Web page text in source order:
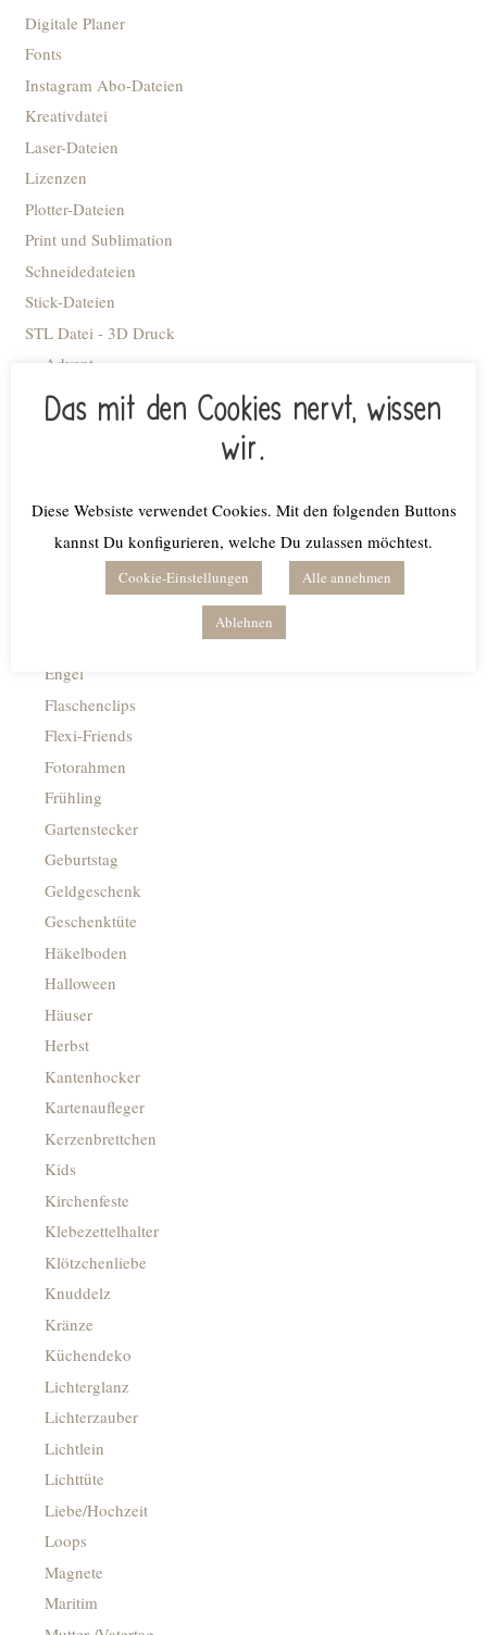
Digitale Planer
Fonts
Instagram Abo-Dateien
Kreativdatei
Laser-Dateien
Lizenzen
Plotter-Dateien
Print und Sublimation
Schneidedateien
Stick-Dateien
STL Datei - 3D Druck
Advent
Anhänger
Blumiges
Deko-Flaschenöffner
Deko-Ringe
Deko-Tellerchen
Engel
Flaschenclips
Flexi-Friends
Fotorahmen
Frühling
Gartenstecker
Geburtstag
Geldgeschenk
Geschenktüte
Häkelboden
Halloween
Häuser
Herbst
Kantenhocker
Kartenaufleger
Kerzenbrettchen
Kids
Kirchenfeste
Klebezettelhalter
Klötzchenliebe
Knuddelz
Kränze
Küchendeko
Lichterglanz
Lichterzauber
Lichtlein
Lichttüte
Liebe/Hochzeit
Loops
Magnete
Maritim
Das mit den Cookies nervt, wissen
wir.
Diese Websiste verwendet Cookies. Mit den folgenden Buttons
kannst Du konfigurieren, welche Du zulassen möchtest.
Cookie-Einstellungen Alle annehmen
Ablehnen